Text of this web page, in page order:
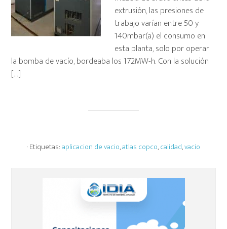
extrusión, las presiones de
trabajo varían entre 50 y
140mbar(a) el consumo en
esta planta, solo por operar
la bomba de vacío, bordeaba los 172MW-h. Con la solución
[…]
· Etiquetas:aplicacion de vacio,atlas copco,calidad,vacio